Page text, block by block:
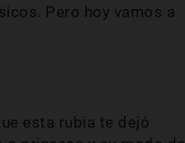
Pero hoy vamos a
esta rubia te dejó